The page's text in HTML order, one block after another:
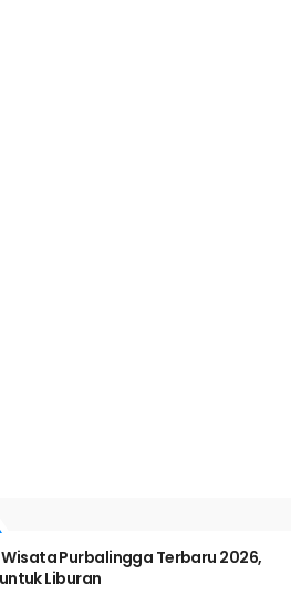
Purbalingga Terbaru 2026,
Liburan